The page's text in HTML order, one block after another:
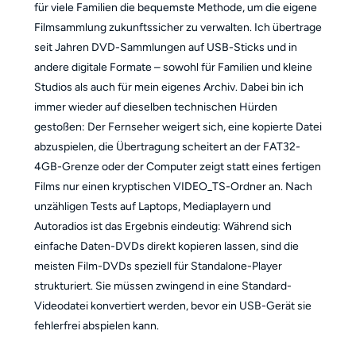
für viele Familien die bequemste Methode, um die eigene
Filmsammlung zukunftssicher zu verwalten. Ich übertrage
seit Jahren DVD-Sammlungen auf USB-Sticks und in
andere digitale Formate – sowohl für Familien und kleine
Studios als auch für mein eigenes Archiv. Dabei bin ich
immer wieder auf dieselben technischen Hürden
gestoßen: Der Fernseher weigert sich, eine kopierte Datei
abzuspielen, die Übertragung scheitert an der FAT32-
4GB-Grenze oder der Computer zeigt statt eines fertigen
Films nur einen kryptischen VIDEO_TS-Ordner an. Nach
unzähligen Tests auf Laptops, Mediaplayern und
Autoradios ist das Ergebnis eindeutig: Während sich
einfache Daten-DVDs direkt kopieren lassen, sind die
meisten Film-DVDs speziell für Standalone-Player
strukturiert. Sie müssen zwingend in eine Standard-
Videodatei konvertiert werden, bevor ein USB-Gerät sie
fehlerfrei abspielen kann.